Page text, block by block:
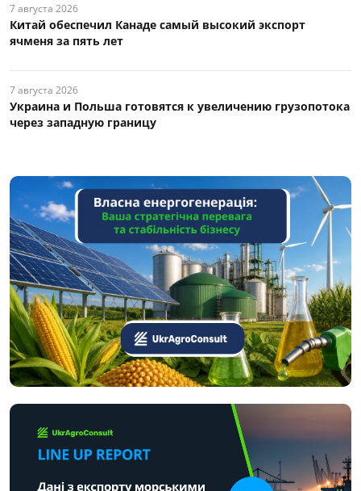
7 августа 2026
Китай обеспечил Канаде самый высокий экспорт
ячменя за пять лет
7 августа 2026
Украина и Польша готовятся к увеличению грузопотока
через западную границу